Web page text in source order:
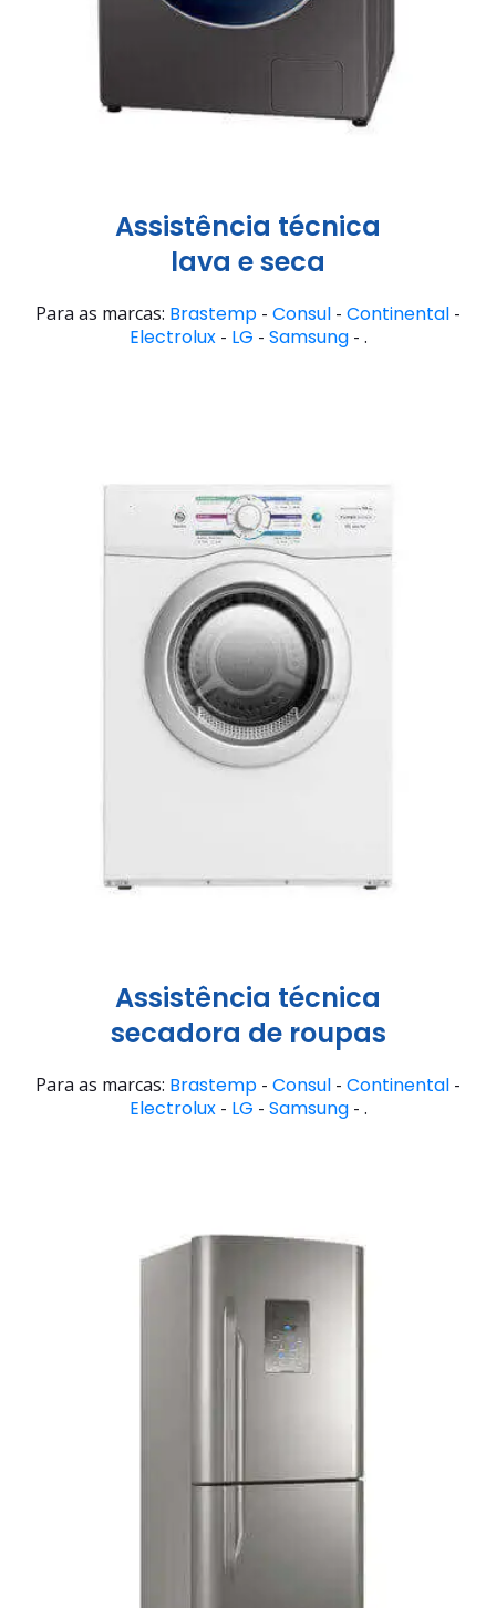
Assistência técnica
lava e seca
Para as marcas: Brastemp - Consul - Continental -
Electrolux- LG - Samsung- .
Assistência técnica
secadora de roupas
Para as marcas: Brastemp - Consul - Continental -
Electrolux- LG - Samsung- .